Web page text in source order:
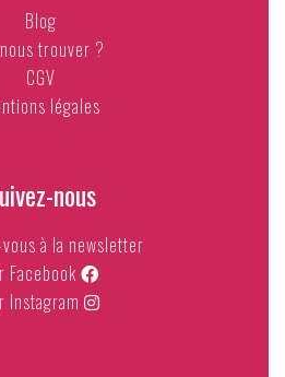
Blog
trouver ?
CGV
légales
nous
à la newsletter
Facebook
Instagram